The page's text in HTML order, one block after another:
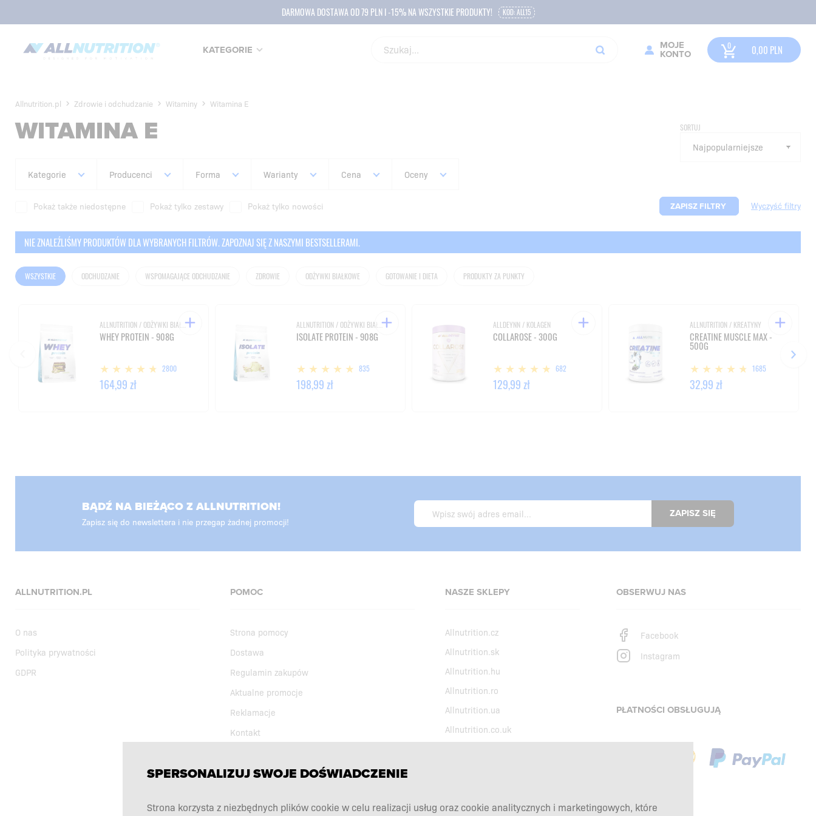
DARMOWA DOSTAWA OD 79 PLN I -15% NA WSZYSTKIE PRODUKTY! KOD: ALL15
KATEGORIE
MOJE
KONTO
0,00 PLN
Allnutrition.pl Zdrowie i odchudzanie Witaminy Witamina E
WITAMINA E SORTUJ
Kategorie Producenci Forma Warianty Cena Oceny
Pokaż także niedostępne Pokaż tylko zestawy Pokaż tylko nowości ZAPISZ FILTRY
NIE ZNALEŹLIŚMY PRODUKTÓW DLA WYBRANYCH FILTRÓW. ZAPOZNAJ SIĘ Z NASZYMI BESTSELLERAMI.
WSZYSTKIE ODCHUDZANIE WSPOMAGAJĄCE ODCHUDZANIE ZDROWIE ODŻYWKI BIAŁKOWE GOTOWANIE I DIETA PRODUKTY ZA PUNKTY
ALLNUTRITION / ODŻYWKI BIAŁKOWE
WHEY PROTEIN - 908G
2800
164,99 zł
ALLNUTRITION / ODŻYWKI BIAŁKOWE
ISOLATE PROTEIN - 908G
835
198,99 zł
ALLDEYNN / KOLAGEN
COLLAROSE - 300G
682
129,99 zł
ALLNUTRITION / KREATYNY
CREATINE MUSCLE MAX -
500G
1685
32,99 zł
BĄDŹ NA BIEŻĄCO Z ALLNUTRITION!
Zapisz się do newslettera i nie przegap żadnej promocji!
ZAPISZ SIĘ
ALLNUTRITION.PL
O nas
Polityka prywatności
GDPR
POMOC
Strona pomocy
Dostawa
Regulamin zakupów
Aktualne promocje
Reklamacje
Kontakt
NASZE SKLEPY
Allnutrition.cz
Allnutrition.sk
Allnutrition.hu
Allnutrition.ro
Allnutrition.ua
Allnutrition.co.uk
OBSERWUJ NAS
Facebook
Instagram
PŁATNOŚCI OBSŁUGUJĄ
SPERSONALIZUJ SWOJE DOŚWIADCZENIE
Strona korzysta z niezbędnych plików cookie w celu realizacji usług oraz cookie analitycznych i marketingowych, które